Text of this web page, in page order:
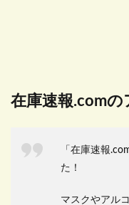
在庫速報.comの
「在庫速報
た！
マスクやアル